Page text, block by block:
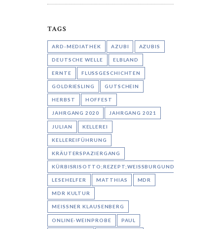
TAGS
ARD-MEDIATHEK AZUBI AZUBIS
DEUTSCHE WELLE ELBLAND
ERNTE FLUSSGESCHICHTEN
GOLDRIESLING GUTSCHEIN
HERBST HOFFEST
JAHRGANG 2020 JAHRGANG 2021
JULIAN KELLEREI
KELLEREIFÜHRUNG
KRÄUTERSPAZIERGANG
KÜRBISRISOTTO;REZEPT;WEISSBURGUNDER;AARON
LESEHELFER MATTHIAS MDR
MDR KULTUR
MEISSNER KLAUSENBERG
ONLINE-WEINPROBE PAUL